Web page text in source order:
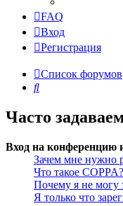
FAQ
Вход
Регистрация
Список форумов
Поиск
Часто
Вход на конференцию
Зачем мне нужно
Что такое COPPA?
Почему я не могу
Я только что